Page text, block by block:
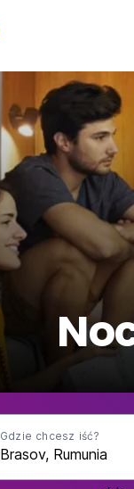
Gdzie chcesz iść?